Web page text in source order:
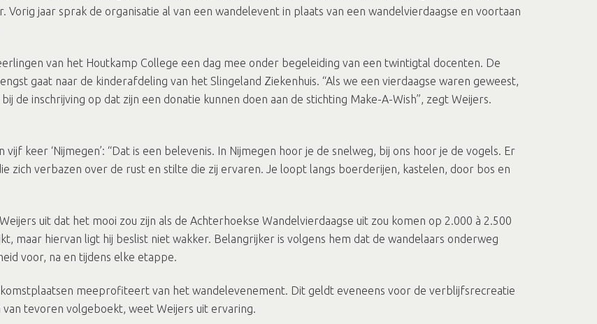
jaar sprak de organisatie al van een wandelevent in plaats van een wandelvierdaagse en voortaan
van het Houtkamp College een dag mee onder begeleiding van een twintigtal docenten. De
gaat naar de kinderafdeling van het Slingeland Ziekenhuis. “Als we een vierdaagse waren geweest,
de inschrijving op dat zijn een donatie kunnen doen aan de stichting Make-A-Wish”, zegt Weijers.
keer ‘Nijmegen’: “Dat is een belevenis. In Nijmegen hoor je de snelweg, bij ons hoor je de vogels. Er
zich verbazen over de rust en stilte die zij ervaren. Je loopt langs boerderijen, kastelen, door bos en
uit dat het mooi zou zijn als de Achterhoekse Wandelvierdaagse uit zou komen op 2.000 à 2.500
maar hiervan ligt hij beslist niet wakker. Belangrijker is volgens hem dat de wandelaars onderweg
voor, na en tijdens elke etappe.
meeprofiteert van het wandelevenement. Dit geldt eveneens voor de verblijfsrecreatie
van tevoren volgeboekt, weet Weijers uit ervaring.